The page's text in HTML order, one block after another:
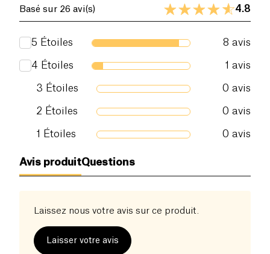
Basé sur 26 avi(s) 4.8
5 Étoiles 8 avis
4 Étoiles 1 avis
3 Étoiles 0 avis
2 Étoiles 0 avis
1 Étoiles 0 avis
Avis produitQuestions
Laissez nous votre avis sur ce produit.
Laisser votre avis